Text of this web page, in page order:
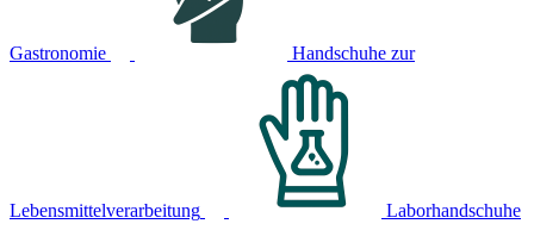
Gastronomie Handschuhe zur
Lebensmittelverarbeitung Laborhandschuhe